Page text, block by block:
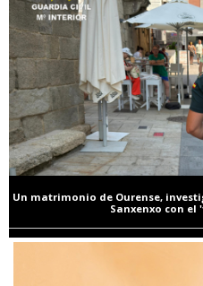
Un matrimonio de Ourense,
Sanxenxo con